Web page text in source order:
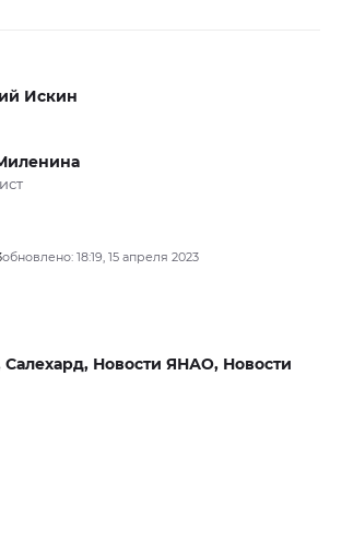
Искин
обновлено: 18:19, 15 апреля 2023
Салехард, Новости ЯНАО, Новости